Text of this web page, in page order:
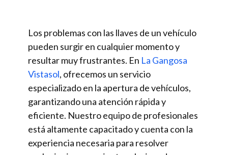
Los problemas con las llaves de un vehículo
pueden surgir en cualquier momento y
resultar muy frustrantes. En La Gangosa
Vistasol, ofrecemos un servicio
especializado en la apertura de vehículos,
garantizando una atención rápida y
eficiente. Nuestro equipo de profesionales
está altamente capacitado y cuenta con la
experiencia necesaria para resolver